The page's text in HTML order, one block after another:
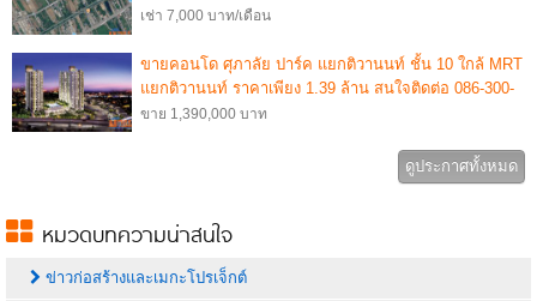
เช่า 7,000 บาท/เดือน
ขายคอนโด ศุภาลัย ปาร์ค แยกติวานนท์ ชั้น 10 ใกล้ MRT
แยกติวานนท์ ราคาเพียง 1.39 ล้าน สนใจติดต่อ 086-300-
6344
ขาย 1,390,000 บาท
ดูประกาศทั้งหมด
หมวดบทความน่าสนใจ
ข่าวก่อสร้างและเมกะโปรเจ็กต์